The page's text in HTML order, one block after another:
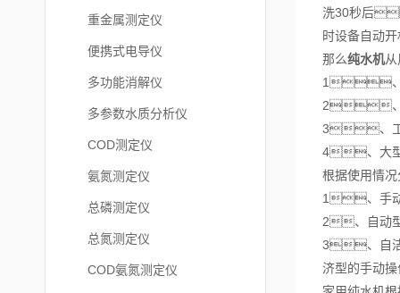
重金属测定仪
便携式电导仪
多功能消解仪
多参数水质分析仪
COD测定仪
氨氮测定仪
总磷测定仪
总氮测定仪
COD氨氮测定仪
洗30秒后
时设备自动
那么纯水机
1、
2、
3、工
4、大型
根据使用情
1、手
2、自动
3、自
济型的手动